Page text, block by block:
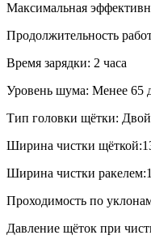
Максимальная
Продолжительность
Время зарядки: 2 часа
Уровень шума: Менее 65
Тип головки щётки:
Ширина чистки
Ширина чистки
Проходимость по
Давление щёток при